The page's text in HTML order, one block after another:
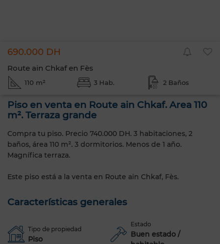
690.000 DH
Route ain Chkaf en Fès
110 m² 3 Hab. 2 Baños
Piso en venta en Route ain Chkaf. Area 110
m². Terraza grande
Compra tu piso. Precio 740.000 DH. 3 habitaciones, 2
baños, área 110 m². 3 dormitorios. Menos de 1 año.
Magnífica terraza.
Este piso está a la venta en Route ain Chkaf, Fès.
Características generales
Tipo de propiedad
Piso
Estado
Buen estado /